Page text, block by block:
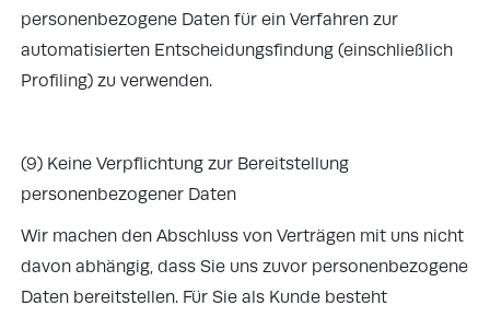
personenbezogene Daten für ein Verfahren zur
automatisierten Entscheidungsfindung (einschließlich
Profiling) zu verwenden.
(9) Keine Verpflichtung zur Bereitstellung
personenbezogener Daten
Wir machen den Abschluss von Verträgen mit uns nicht
davon abhängig, dass Sie uns zuvor personenbezogene
Daten bereitstellen. Für Sie als Kunde besteht